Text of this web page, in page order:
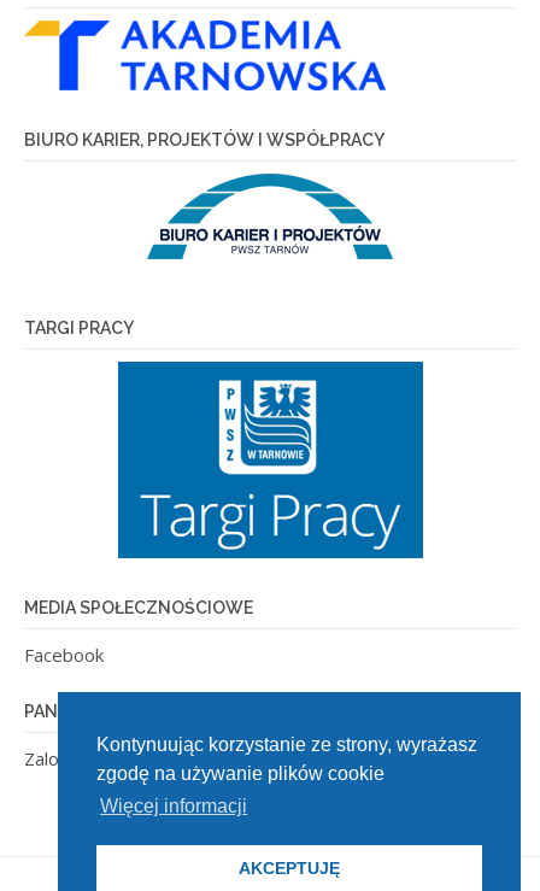
BIURO KARIER, PROJEKTÓW I WSPÓŁPRACY
TARGI PRACY
MEDIA SPOŁECZNOŚCIOWE
Facebook
PANEL ADMINISTRACYJNY
Zaloguj się
Kontynuując korzystanie ze strony, wyrażasz
zgodę na używanie plików cookie
Więcej informacji
AKCEPTUJĘ